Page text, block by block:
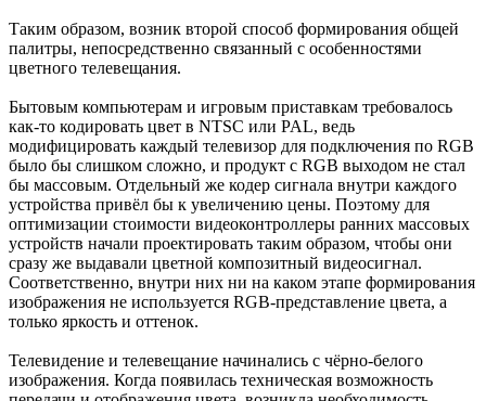
Таким образом, возник второй способ формирования общей
палитры, непосредственно связанный с особенностями
цветного телевещания.
Бытовым компьютерам и игровым приставкам требовалось
как-то кодировать цвет в NTSC или PAL, ведь
модифицировать каждый телевизор для подключения по RGB
было бы слишком сложно, и продукт с RGB выходом не стал
бы массовым. Отдельный же кодер сигнала внутри каждого
устройства привёл бы к увеличению цены. Поэтому для
оптимизации стоимости видеоконтроллеры ранних массовых
устройств начали проектировать таким образом, чтобы они
сразу же выдавали цветной композитный видеосигнал.
Соответственно, внутри них ни на каком этапе формирования
изображения не используется RGB-представление цвета, а
только яркость и оттенок.
Телевидение и телевещание начинались с чёрно-белого
изображения. Когда появилась техническая возможность